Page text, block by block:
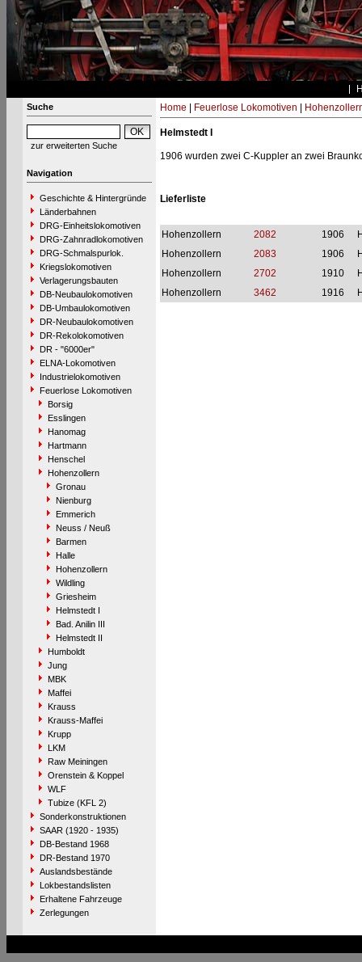
Suche
zur erweiterten Suche
Navigation
Geschichte & Hintergründe
Länderbahnen
DRG-Einheitslokomotiven
DRG-Zahnradlokomotiven
DRG-Schmalspurlok.
Kriegslokomotiven
Verlagerungsbauten
DB-Neubaulokomotiven
DB-Umbaulokomotiven
DR-Neubaulokomotiven
DR-Rekolokomotiven
DR - "6000er"
ELNA-Lokomotiven
Industrielokomotiven
Feuerlose Lokomotiven
Borsig
Esslingen
Hanomag
Hartmann
Henschel
Hohenzollern
Gronau
Nienburg
Emmerich
Neuss / Neuß
Barmen
Halle
Hohenzollern
Wildling
Griesheim
Helmstedt I
Bad. Anilin III
Helmstedt II
Humboldt
Jung
MBK
Maffei
Krauss
Krauss-Maffei
Krupp
LKM
Raw Meiningen
Orenstein & Koppel
WLF
Tubize (KFL 2)
Sonderkonstruktionen
SAAR (1920 - 1935)
DB-Bestand 1968
DR-Bestand 1970
Auslandsbestände
Lokbestandslisten
Erhaltene Fahrzeuge
Zerlegungen
Home Feuerlose Lokomotiven
Helmstedt I
1906 wurden zwei C-Kuppler an zwei
Lieferliste
Hohenzollern 2082 1906
Hohenzollern
2083 1906
Hohenzollern
2702 1910
Hohenzollern
3462 1916